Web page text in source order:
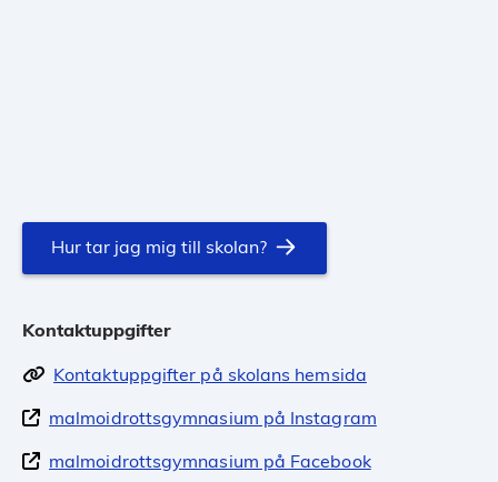
Hur tar jag mig till skolan?
Kontaktuppgifter
Kontaktuppgifter på skolans hemsida
malmoidrottsgymnasium på Instagram
malmoidrottsgymnasium på Facebook